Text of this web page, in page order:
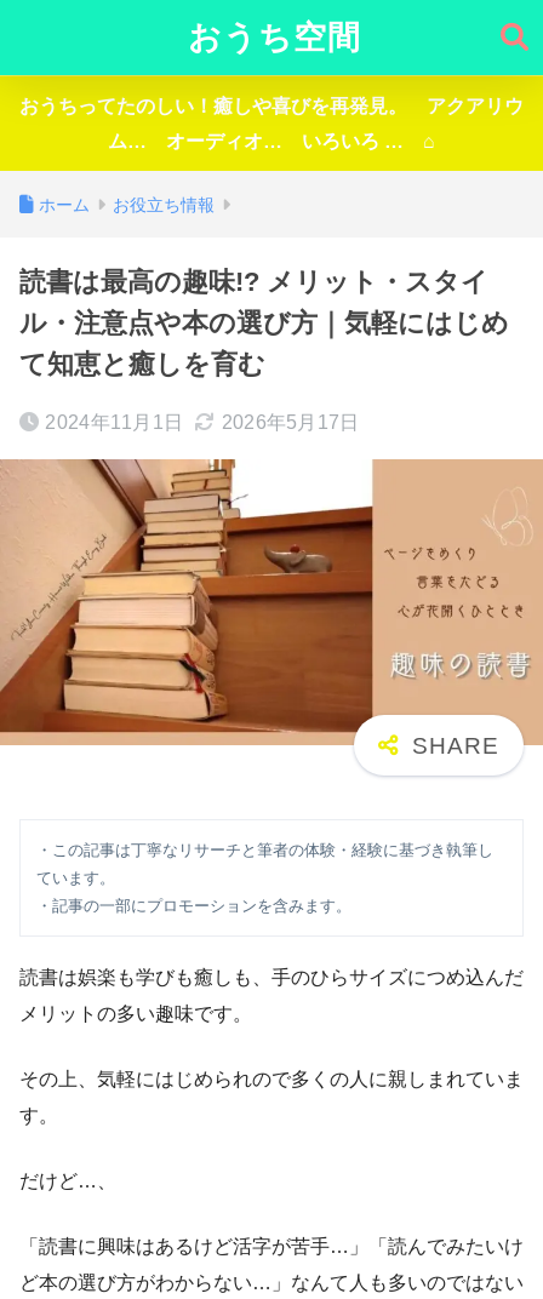
おうち空間
おうちってたのしい！癒しや喜びを再発見。 アクアリウ
ム… オーディオ… いろいろ … ⌂
ホーム お役立ち情報
読書は最高の趣味!? メリット・スタイ
ル・注意点や本の選び方｜気軽にはじめ
て知恵と癒しを育む
2024年11月1日 2026年5月17日
・この記事は丁寧なリサーチと筆者の体験・経験に基づき執筆し
ています。
・記事の一部にプロモーションを含みます。
読書は娯楽も学びも癒しも、手のひらサイズにつめ込んだ
メリットの多い趣味です。
その上、気軽にはじめられので多くの人に親しまれていま
す。
だけど…、
「読書に興味はあるけど活字が苦手…」「読んでみたいけ
ど本の選び方がわからない…」なんて人も多いのではない